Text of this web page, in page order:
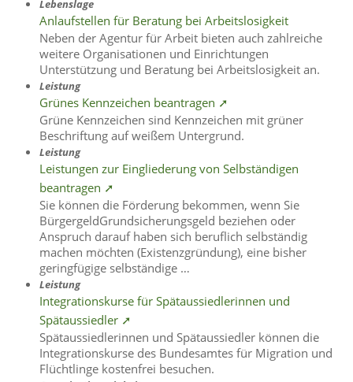
Lebenslage
Anlaufstellen für Beratung bei Arbeitslosigkeit
Neben der Agentur für Arbeit bieten auch zahlreiche
weitere Organisationen und Einrichtungen
Unterstützung und Beratung bei Arbeitslosigkeit an.
Leistung
Grünes Kennzeichen beantragen ➚
Grüne Kennzeichen sind Kennzeichen mit grüner
Beschriftung auf weißem Untergrund.
Leistung
Leistungen zur Eingliederung von Selbständigen
beantragen ➚
Sie können die Förderung bekommen, wenn Sie
BürgergeldGrundsicherungsgeld beziehen oder
Anspruch darauf haben sich beruflich selbständig
machen möchten (Existenzgründung), eine bisher
geringfügige selbständige …
Leistung
Integrationskurse für Spätaussiedlerinnen und
Spätaussiedler ➚
Spätaussiedlerinnen und Spätaussiedler können die
Integrationskurse des Bundesamtes für Migration und
Flüchtlinge kostenfrei besuchen.